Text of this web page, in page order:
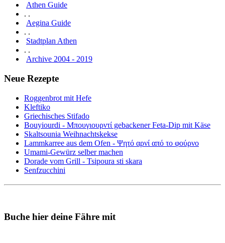
Athen Guide
. .
Aegina Guide
. .
Stadtplan Athen
. .
Archive 2004 - 2019
Neue Rezepte
Roggenbrot mit Hefe
Kleftiko
Griechisches Stifado
Bouyiourdi - Μπουγιουρντί gebackener Feta-Dip mit Käse
Skaltsounia Weihnachtskekse
Lammkarree aus dem Ofen - Ψητό αρνί από το φούρνο
Umami-Gewürz selber machen
Dorade vom Grill - Tsipoura sti skara
Senfzucchini
Buche hier deine Fähre mit